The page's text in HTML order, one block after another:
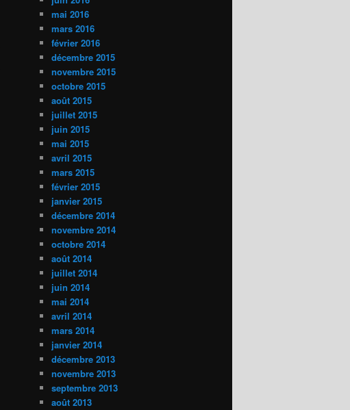
mai 2016
mars 2016
février 2016
décembre 2015
novembre 2015
octobre 2015
août 2015
juillet 2015
juin 2015
mai 2015
avril 2015
mars 2015
février 2015
janvier 2015
décembre 2014
novembre 2014
octobre 2014
août 2014
juillet 2014
juin 2014
mai 2014
avril 2014
mars 2014
janvier 2014
décembre 2013
novembre 2013
septembre 2013
août 2013